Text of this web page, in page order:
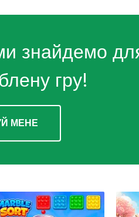
знайдемо
гру!
МЕНЕ